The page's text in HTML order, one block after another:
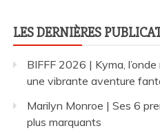
LES DERNIÈRES
BIFFF 2026 | Kyma,
une vibrante aventure
Marilyn Monroe | Ses 6
plus marquants